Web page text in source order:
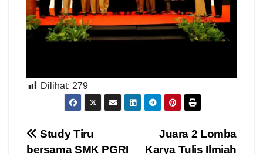
Dilihat: 279
Navigasi
Juara 2 Lomba
Karya Tulis Ilmiah
Study Tiru
bersama SMK PGRI